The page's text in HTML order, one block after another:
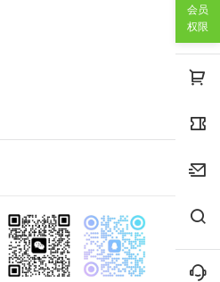
会员
权限